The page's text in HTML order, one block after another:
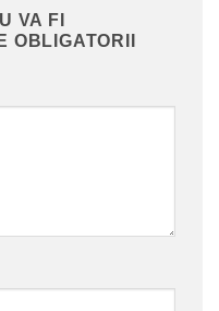
VA FI
OBLIGATORII